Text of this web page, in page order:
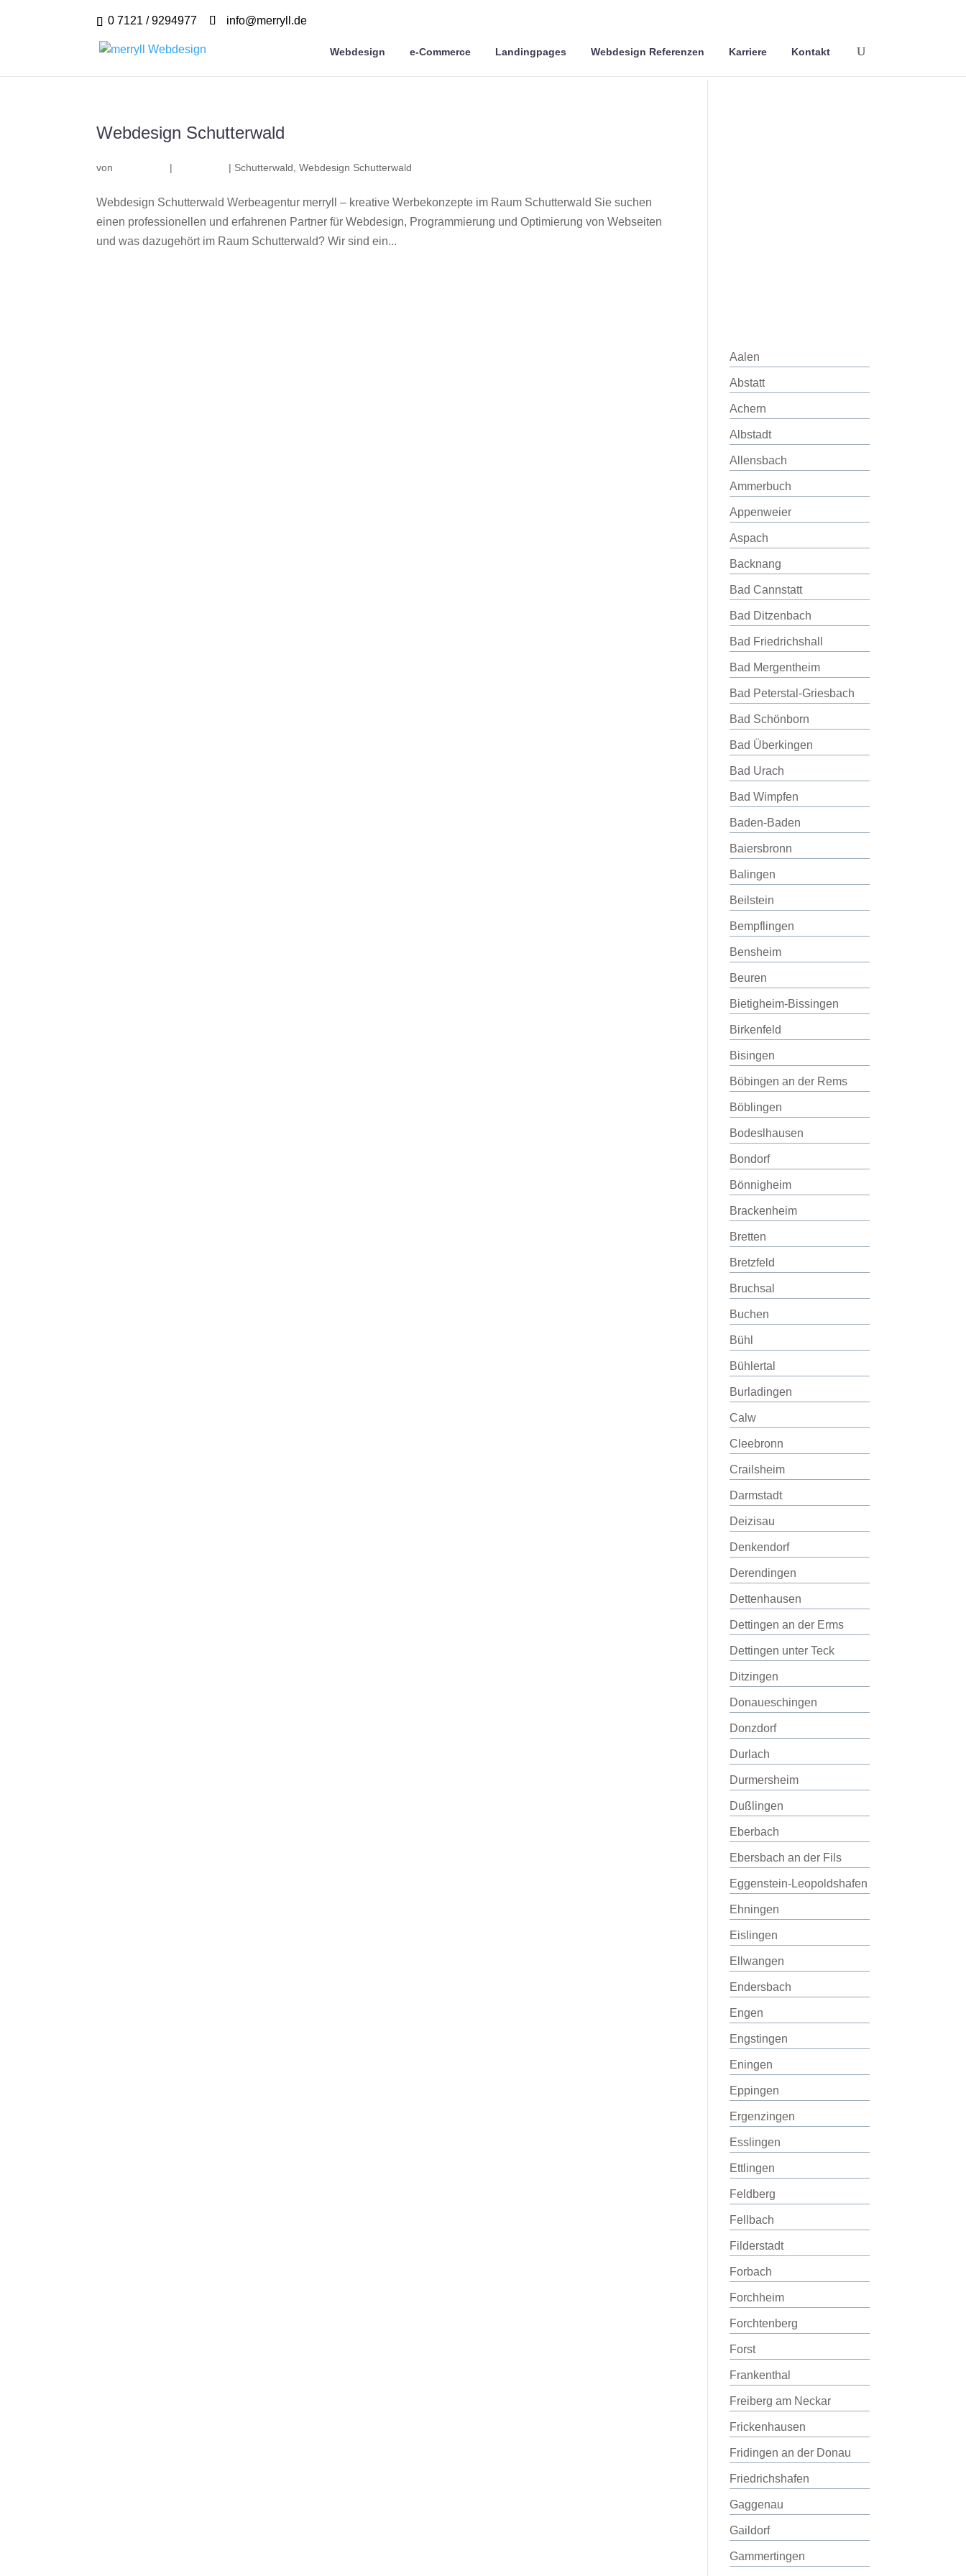
0 7121 / 9294977 info@merryll.de
Webdesign e-Commerce Landingpages Webdesign Referenzen Karriere Kontakt
Webdesign Schutterwald
von | | Schutterwald ,Webdesign Schutterwald
Webdesign Schutterwald Werbeagentur merryll – kreative Werbekonzepte im Raum Schutterwald Sie suchen
einen professionellen und erfahrenen Partner für Webdesign, Programmierung und Optimierung von Webseiten
und was dazugehört im Raum Schutterwald? Wir sind ein...
Aalen
Abstatt
Achern
Albstadt
Allensbach
Ammerbuch
Appenweier
Aspach
Backnang
Bad Cannstatt
Bad Ditzenbach
Bad Friedrichshall
Bad Mergentheim
Bad Peterstal-Griesbach
Bad Schönborn
Bad Überkingen
Bad Urach
Bad Wimpfen
Baden-Baden
Baiersbronn
Balingen
Beilstein
Bempflingen
Bensheim
Beuren
Bietigheim-Bissingen
Birkenfeld
Bisingen
Böbingen an der Rems
Böblingen
Bodeslhausen
Bondorf
Bönnigheim
Brackenheim
Bretten
Bretzfeld
Bruchsal
Buchen
Bühl
Bühlertal
Burladingen
Calw
Cleebronn
Crailsheim
Darmstadt
Deizisau
Denkendorf
Derendingen
Dettenhausen
Dettingen an der Erms
Dettingen unter Teck
Ditzingen
Donaueschingen
Donzdorf
Durlach
Durmersheim
Dußlingen
Eberbach
Ebersbach an der Fils
Eggenstein-Leopoldshafen
Ehningen
Eislingen
Ellwangen
Endersbach
Engen
Engstingen
Eningen
Eppingen
Ergenzingen
Esslingen
Ettlingen
Feldberg
Fellbach
Filderstadt
Forbach
Forchheim
Forchtenberg
Forst
Frankenthal
Freiberg am Neckar
Frickenhausen
Fridingen an der Donau
Friedrichshafen
Gaggenau
Gaildorf
Gammertingen